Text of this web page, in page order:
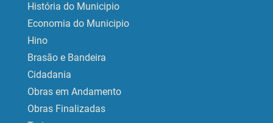
História do Municipio
Economia do Municipio
Hino
Brasão e Bandeira
Cidadania
Obras em Andamento
Obras Finalizadas